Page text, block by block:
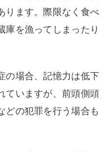
ります。 際限なく食べ
庫を漁ってしまったり
場合、記憶力は低下
ていますが、前頭側頭
どの犯罪を行う場合も